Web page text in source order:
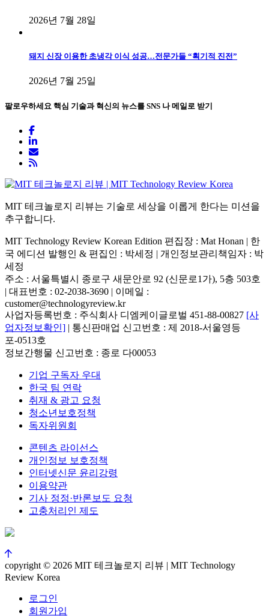
2026년 7월 28일
돼지 신장 이용한 초냉각 이식 성공…전문가들 “획기적 진전”
2026년 7월 25일
팔로우하세요 핵심 기술과 혁신의 뉴스를 SNS 나 메일로 받기
MIT 테크놀로지 리뷰는 기술로 세상을 이롭게 한다는 미션을
추구합니다.
MIT Technology Review Korean Edition 편집장 : Mat Honan | 한
국 에디션 발행인 & 편집인 : 박세정 | 개인정보관리책임자 : 박
세정
주소 : 서울특별시 종로구 새문안로 92 (신문로1가), 5층 503호
| 대표번호 : 02-2038-3690 | 이메일 :
customer@technologyreview.kr
사업자등록번호 : 주식회사 디엠케이글로벌 451-88-00827 [사
업자정보확인] | 통신판매업 신고번호 : 제 2018-서울영등
포-0513호
정보간행물 신고번호 : 종로 다00053
기업 구독자 우대
한국 팀 연락
취재 & 광고 요청
청소년보호정책
독자위원회
콘텐츠 라이선스
개인정보 보호정책
인터넷신문 윤리강령
이용약관
기사 정정·반론보도 요청
고충처리인 제도
copyright © 2026 MIT 테크놀로지 리뷰 | MIT Technology
Review Korea
로그인
회원가입